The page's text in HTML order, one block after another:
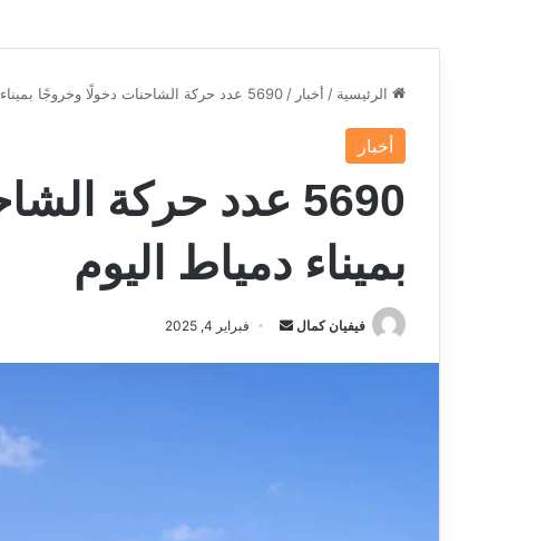
الرئيسية / أخبار / 5690 عدد حركة الشاحنات دخولًا وخروجًا بميناء دمياط اليوم
أخبار
5690 عدد حركة
بميناء دمياط اليوم
فيفيان كمال فبراير 4, 2025